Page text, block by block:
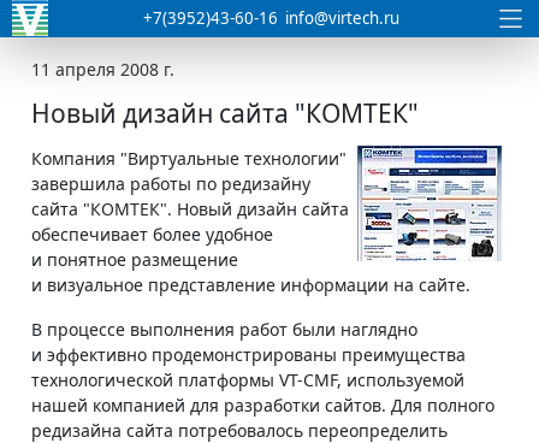
+7(3952)43-60-16 info@virtech.ru
11 апреля 2008 г.
Новый дизайн сайта "КОМТЕК"
Компания "Виртуальные технологии"
завершила работы по редизайну
сайта "КОМТЕК". Новый дизайн сайта
обеспечивает более удобное
и понятное размещение
и визуальное представление информации на сайте.
В процессе выполнения работ были наглядно
и эффективно продемонстрированы преимущества
технологической платформы VT-CMF, используемой
нашей компанией для разработки сайтов. Для полного
редизайна сайта потребовалось переопределить